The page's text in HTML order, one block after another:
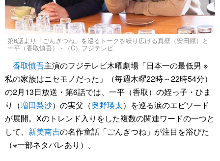
第6話より「ごんぎつね」を巡るトークを繰り広げる真壁（安田顕）と
一平（香取慎吾） - （C）フジテレビ
香取慎吾主演のフジテレビ木曜劇場「日本一の最低男 ※
私の家族はニセモノだった」（毎週木曜22時～22時54分）
の2月13日放送・第6話では、一平（香取）の姪っ子・ひま
り（増田梨沙）の実父（奥野瑛太）を巡る涙のエピソード
が展開。Xのトレンド入りをした複数の関連ワードの一つと
して、 新美南吉の名作童話「ごんぎつね」が注目を浴びた
（※一部ネタバレあり）。